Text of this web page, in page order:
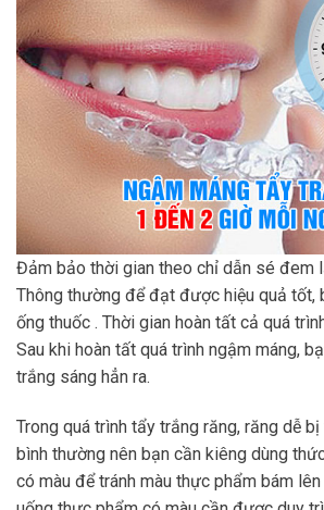
Đảm bảo thời gian theo chỉ dẫn sé đem
Thông thường để đạt được hiệu quả tốt,
ống thuốc . Thời gian hoàn tất cả quá
Sau khi hoàn tất quá trình ngậm máng,
trắng sáng hẳn ra.
Trong quá trình tẩy trắng răng, răng dễ
bình thường nên bạn cần kiêng dùng
có màu để tránh màu thực phẩm bám